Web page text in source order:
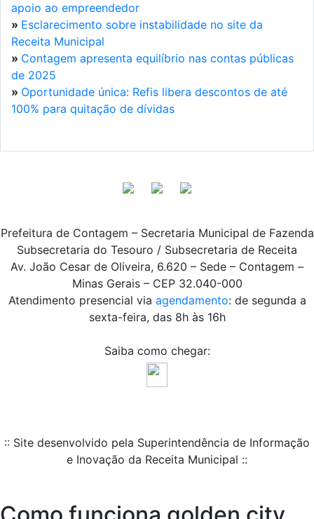
apoio ao empreendedor
» Esclarecimento sobre instabilidade no site da
Receita Municipal
» Contagem apresenta equilíbrio nas contas públicas
de 2025
» Oportunidade única: Refis libera descontos de até
100% para quitação de dívidas
Prefeitura de Contagem – Secretaria Municipal de Fazenda
Subsecretaria do Tesouro / Subsecretaria de Receita
Av. João Cesar de Oliveira, 6.620 – Sede – Contagem –
Minas Gerais – CEP 32.040-000
Atendimento presencial via agendamento: de segunda a
sexta-feira, das 8h às 16h
Saiba como chegar:
:: Site desenvolvido pela Superintendência de Informação
e Inovação da Receita Municipal ::